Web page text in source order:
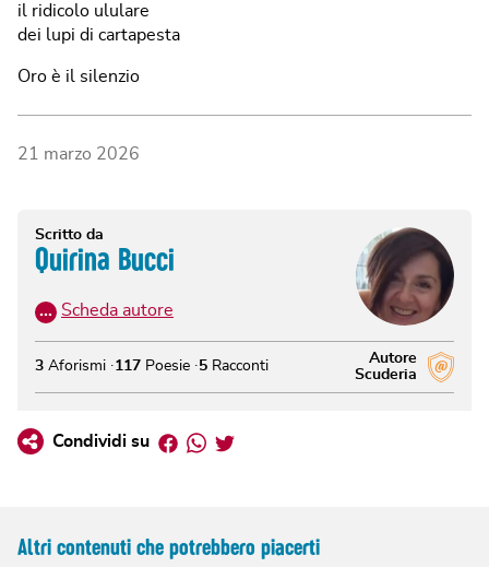
il ridicolo ululare
dei lupi di cartapesta
Oro è il silenzio
21 marzo 2026
Scritto da
Quirina Bucci
… Scheda autore
Autore
Scuderia
3 Aforismi 117 Poesie 5 Racconti
Condividi su Facebook
Whatsapp
Twitter
Altri contenuti che potrebbero piacerti